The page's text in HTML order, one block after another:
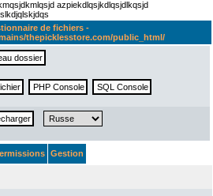
azpiekdlqsjkdlqsjdlkqsjd
de fichiers -
thepicklesstore.com/public_html/
Gestion